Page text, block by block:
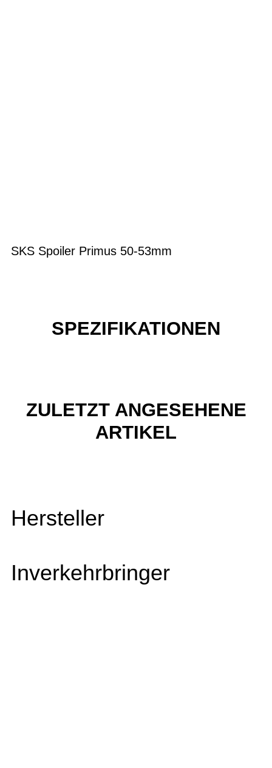
SKS Spoiler Primus 50-53mm
SPEZIFIKATIONEN
ZULETZT ANGESEHENE
ARTIKEL
Hersteller
Inverkehrbringer